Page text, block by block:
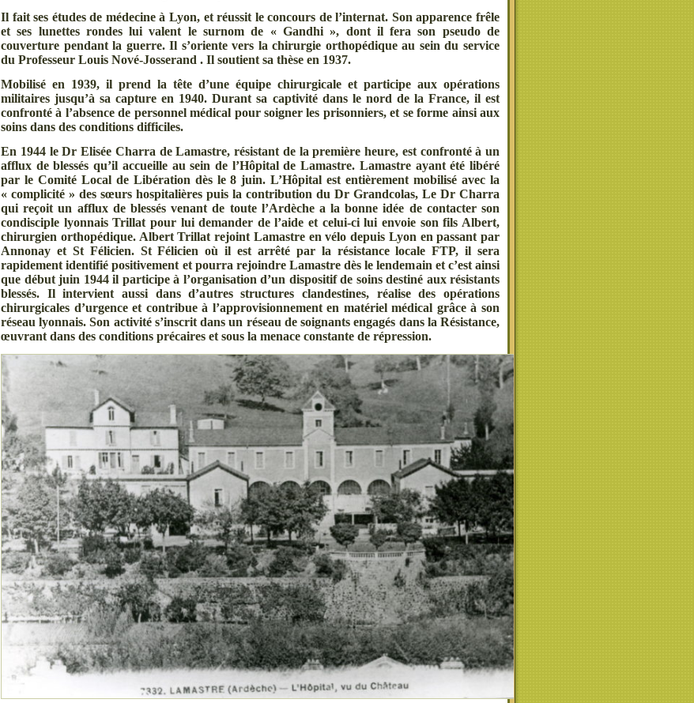
Il fait ses études de médecine à Lyon, et réussit le concours de l’internat. Son apparence frêle
et ses lunettes rondes lui valent le surnom de « Gandhi », dont il fera son pseudo de
couverture pendant la guerre. Il s’oriente vers la chirurgie orthopédique au sein du service
du Professeur Louis Nové-Josserand . Il soutient sa thèse en 1937.
Mobilisé en 1939, il prend la tête d’une équipe chirurgicale et participe aux opérations
militaires jusqu’à sa capture en 1940. Durant sa captivité dans le nord de la France, il est
confronté à l’absence de personnel médical pour soigner les prisonniers, et se forme ainsi aux
soins dans des conditions difficiles.
En 1944 le Dr Elisée Charra de Lamastre, résistant de la première heure, est confronté à un
afflux de blessés qu’il accueille au sein de l’Hôpital de Lamastre. Lamastre ayant été libéré
par le Comité Local de Libération dès le 8 juin. L’Hôpital est entièrement mobilisé avec la
« complicité » des sœurs hospitalières puis la contribution du Dr Grandcolas, Le Dr Charra
qui reçoit un afflux de blessés venant de toute l’Ardèche a la bonne idée de contacter son
condisciple lyonnais Trillat pour lui demander de l’aide et celui-ci lui envoie son fils Albert,
chirurgien orthopédique. Albert Trillat rejoint Lamastre en vélo depuis Lyon en passant par
Annonay et St Félicien. St Félicien où il est arrêté par la résistance locale FTP, il sera
rapidement identifié positivement et pourra rejoindre Lamastre dès le lendemain et c’est ainsi
que début juin 1944 il participe à l’organisation d’un dispositif de soins destiné aux résistants
blessés. Il intervient aussi dans d’autres structures clandestines, réalise des opérations
chirurgicales d’urgence et contribue à l’approvisionnement en matériel médical grâce à son
réseau lyonnais. Son activité s’inscrit dans un réseau de soignants engagés dans la Résistance,
œuvrant dans des conditions précaires et sous la menace constante de répression.